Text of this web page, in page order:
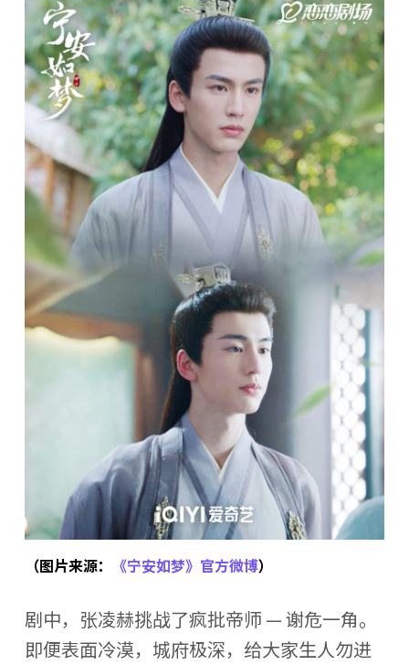
（图片来源： 《宁安如梦》官方微博）
剧中，张凌赫挑战了疯批帝师 — 谢危一角。
即便表面冷漠，城府极深，给大家生人勿进